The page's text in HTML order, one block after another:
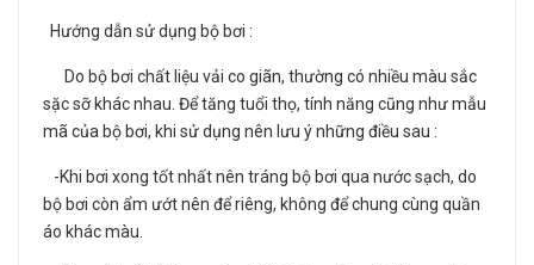
Hướng dẫn sử dụng bộ bơi :
Do bộ bơi chất liệu vải co giãn, thường có nhiều màu sắc
sặc sỡ khác nhau. Để tăng tuổi thọ, tính năng cũng như mẫu
mã của bộ bơi, khi sử dụng nên lưu ý những điều sau :
-Khi bơi xong tốt nhất nên tráng bộ bơi qua nước sạch, do
bộ bơi còn ẩm ướt nên để riêng, không để chung cùng quần
áo khác màu.